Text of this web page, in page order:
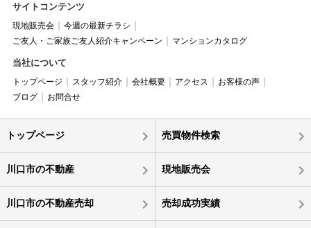
サイトコンテンツ
現地販売会
今週の最新チラシ
ご友人・ご家族ご友人紹介キャンペーン
マンションカタログ
当社について
トップページ スタッフ紹介 会社概要 アクセス
お客様の声
ブログ
お問合せ
トップページ 売買物件検索
川口市の不動産 現地販売会
川口市の不動産売却 売却成功実績